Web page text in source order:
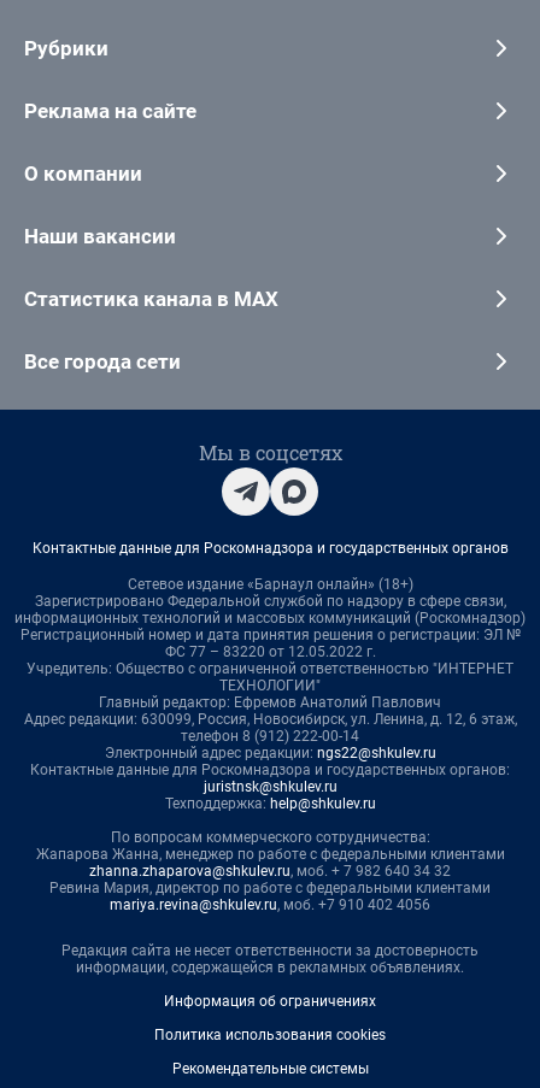
Рубрики
Реклама на сайте
О компании
Наши вакансии
Статистика канала в MAX
Все города сети
Мы в соцсетях
Контактные данные для Роскомнадзора и государственных органов
Сетевое издание «Барнаул онлайн» (18+)
Зарегистрировано Федеральной службой по надзору в сфере связи,
информационных технологий и массовых коммуникаций (Роскомнадзор)
Регистрационный номер и дата принятия решения о регистрации: ЭЛ №
ФС 77 – 83220 от 12.05.2022 г.
Учредитель: Общество с ограниченной ответственностью "ИНТЕРНЕТ
ТЕХНОЛОГИИ"
Главный редактор: Ефремов Анатолий Павлович
Адрес редакции: 630099, Россия, Новосибирск, ул. Ленина, д. 12, 6 этаж,
телефон 8 (912) 222-00-14
Электронный адрес редакции: ngs22@shkulev.ru
Контактные данные для Роскомнадзора и государственных органов:
juristnsk@shkulev.ru
Техподдержка: help@shkulev.ru
По вопросам коммерческого сотрудничества:
Жапарова Жанна, менеджер по работе с федеральными клиентами
zhanna.zhaparova@shkulev.ru, моб. + 7 982 640 34 32
Ревина Мария, директор по работе с федеральными клиентами
mariya.revina@shkulev.ru, моб. +7 910 402 4056
Редакция сайта не несет ответственности за достоверность
информации, содержащейся в рекламных объявлениях.
Информация об ограничениях
Политика использования cookies
Рекомендательные системы